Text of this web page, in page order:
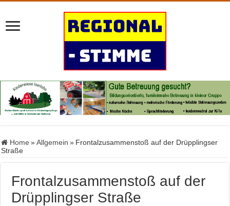
Home » Allgemein » Frontalzusammenstoß auf der Drüpplingser
Straße
Frontalzusammenstoß auf der
Drüpplingser Straße